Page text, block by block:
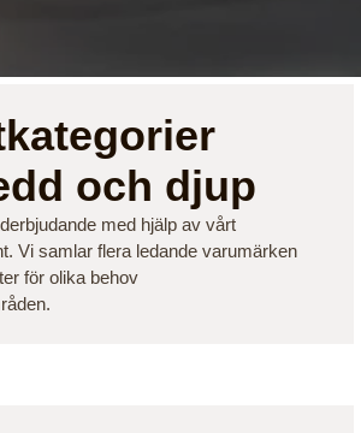
och djup
med hjälp av vårt
Vi samlar flera ledande varumärken
för olika behov